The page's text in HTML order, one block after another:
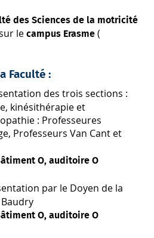
des Sciences de la motricité
le campus Erasme (
Faculté :
des trois sections :
kinésithérapie et
: Professeures
Professeurs Van Cant et
O, auditoire O
par le Doyen de la
O, auditoire O